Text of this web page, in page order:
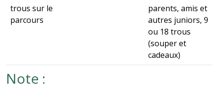
trous sur le
parcours
parents, amis et
autres juniors, 9
ou 18 trous
(souper et
cadeaux)
Note :